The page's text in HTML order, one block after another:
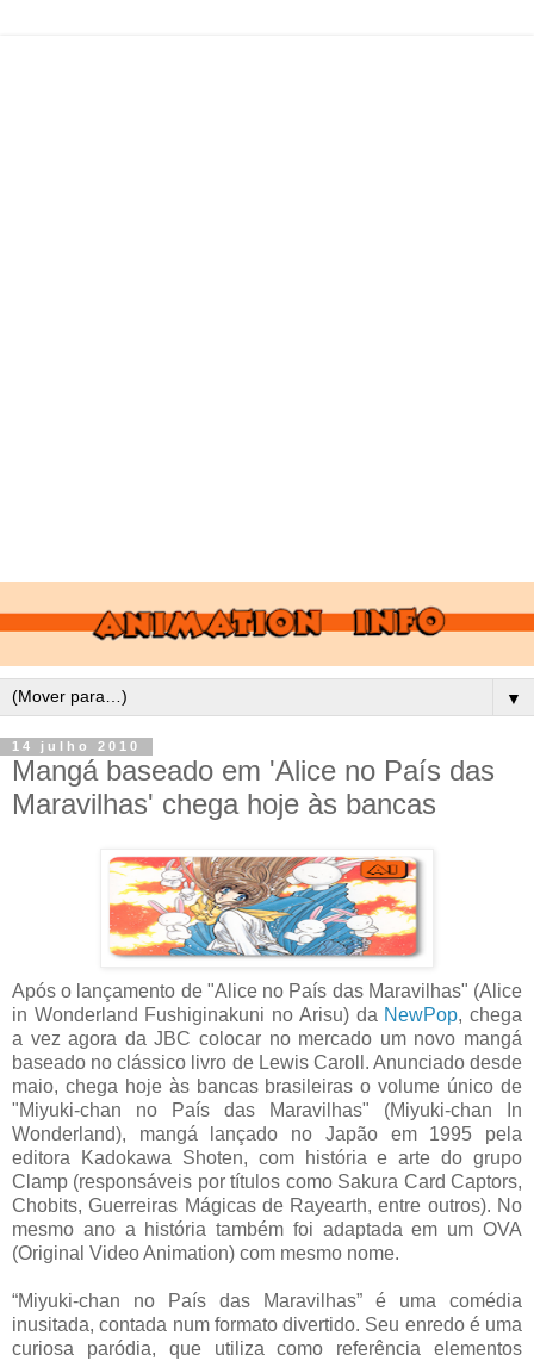
▼
14 julho 2010
Mangá baseado em 'Alice no País das
Maravilhas' chega hoje às bancas
Após o lançamento de "Alice no País das Maravilhas" (Alice
in Wonderland Fushiginakuni no Arisu) da NewPop, chega
a vez agora da JBC colocar no mercado um novo mangá
baseado no clássico livro de Lewis Caroll. Anunciado desde
maio, chega hoje às bancas brasileiras o volume único de
"Miyuki-chan no País das Maravilhas" (Miyuki-chan In
Wonderland), mangá lançado no Japão em 1995 pela
editora Kadokawa Shoten, com história e arte do grupo
Clamp (responsáveis por títulos como Sakura Card Captors,
Chobits, Guerreiras Mágicas de Rayearth, entre outros). No
mesmo ano a história também foi adaptada em um OVA
(Original Video Animation) com mesmo nome.
“Miyuki-chan no País das Maravilhas” é uma comédia
inusitada, contada num formato divertido. Seu enredo é uma
curiosa paródia, que utiliza como referência elementos